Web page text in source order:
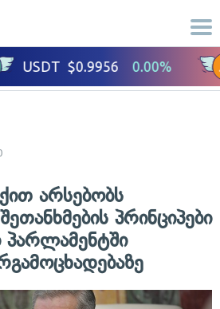
არსებობს
პრინციპები